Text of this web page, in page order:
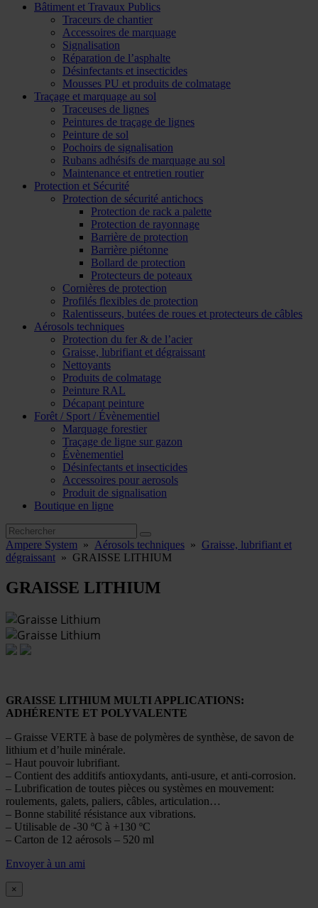
Bâtiment et Travaux Publics
Traceurs de chantier
Accessoires de marquage
Signalisation
Réparation de l’asphalte
Désinfectants et insecticides
Mousses PU et produits de colmatage
Traçage et marquage au sol
Traceuses de lignes
Peintures de traçage de lignes
Peinture de sol
Pochoirs de signalisation
Rubans adhésifs de marquage au sol
Maintenance et entretien routier
Protection et Sécurité
Protection de sécurité antichocs
Protection de rack a palette
Protection de rayonnage
Barrière de protection
Barrière piétonne
Bollard de protection
Protecteurs de poteaux
Cornières de protection
Profilés flexibles de protection
Ralentisseurs, butées de roues et protecteurs de câbles
Aérosols techniques
Protection du fer & de l’acier
Graisse, lubrifiant et dégraissant
Nettoyants
Produits de colmatage
Peinture RAL
Décapant peinture
Forêt / Sport / Évènementiel
Marquage forestier
Traçage de ligne sur gazon
Évènementiel
Désinfectants et insecticides
Accessoires pour aerosols
Produit de signalisation
Boutique en ligne
Ampere System » Aérosols techniques » Graisse, lubrifiant et
dégraissant » GRAISSE LITHIUM
GRAISSE LITHIUM
GRAISSE LITHIUM MULTI APPLICATIONS:
ADHÉRENTE ET POLYVALENTE
– Graisse VERTE à base de polymères de synthèse, de savon de
lithium et d’huile minérale.
– Haut pouvoir lubrifiant.
– Contient des additifs antioxydants, anti-usure, et anti-corrosion.
– Lubrification de toutes pièces ou systèmes en mouvement:
roulements, galets, paliers, câbles, articulation…
– Bonne stabilité résistance aux vibrations.
– Utilisable de -30 ºC à +130 ºC
– Carton de 12 aérosols – 520 ml
Envoyer à un ami
×